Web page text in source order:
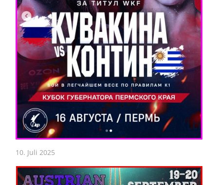
10. Juli 2025